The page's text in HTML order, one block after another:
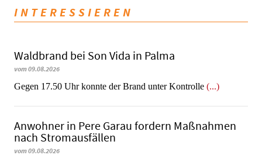
INTERESSIEREN
Waldbrand bei Son Vida in Palma
vom 09.08.2026
Gegen 17.50 Uhr konnte der Brand unter Kontrolle (...)
Anwohner in Pere Garau fordern Maßnahmen
nach Stromausfällen
vom 09.08.2026